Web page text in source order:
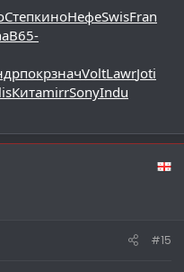
СтепкиноНефеSwisFran
B65-
покрзначVoltLawrJoti
КитаmirrSonyIndu
#15